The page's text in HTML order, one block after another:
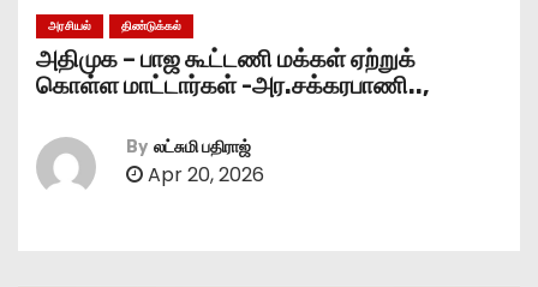
அரசியல் திண்டுக்கல்
அதிமுக – பாஜ கூட்டணி மக்கள் ஏற்றுக்
கொள்ள மாட்டார்கள் -அர.சக்கரபாணி..,
By லட்சுமி பதிராஜ்
Apr 20, 2026